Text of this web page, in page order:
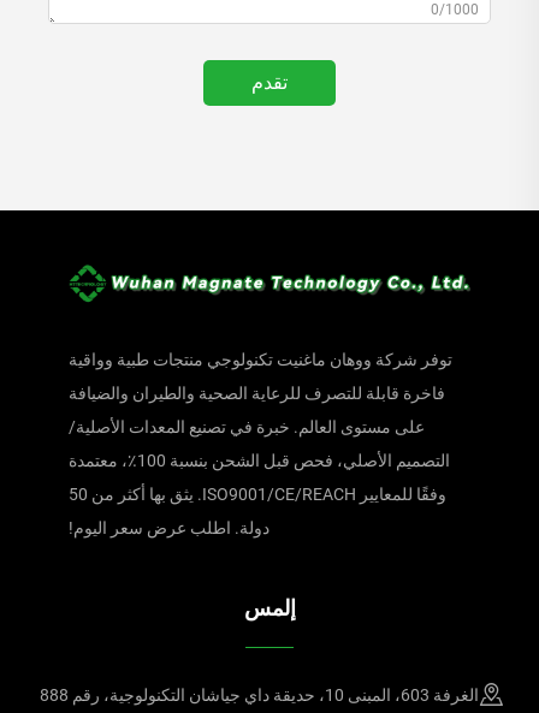
0/1000
تقدم
توفر شركة ووهان ماغنيت تكنولوجي منتجات طبية وواقية
فاخرة قابلة للتصرف للرعاية الصحية والطيران والضيافة
على مستوى العالم. خبرة في تصنيع المعدات الأصلية/
التصميم الأصلي، فحص قبل الشحن بنسبة 100٪، معتمدة
وفقًا للمعايير ISO9001/CE/REACH. يثق بها أكثر من 50
دولة. اطلب عرض سعر اليوم!
إلمس
الغرفة 603، المبنى 10، حديقة داي جياشان التكنولوجية، رقم 888